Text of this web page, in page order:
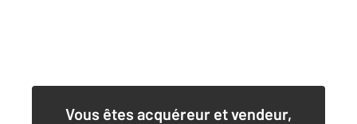
Vous êtes acquéreur et vendeur,